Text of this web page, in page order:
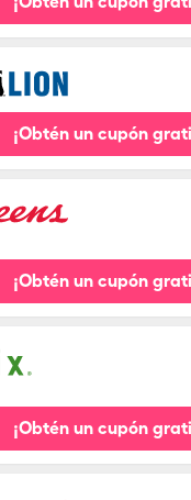
¡Obtén un cupón
¡Obtén un cupón
¡Obtén un cupón